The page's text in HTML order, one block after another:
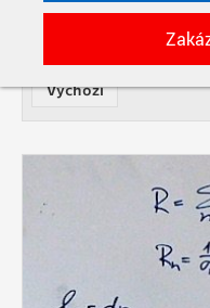
POTŘEBNÉ
Technické cookies
ČVUT pro uchování
vlastností a
nezbytné pro
ANALYTICKÉ
Slouží pro získávání
statistických údajů,
vylepšovat naše
SOUČÁST